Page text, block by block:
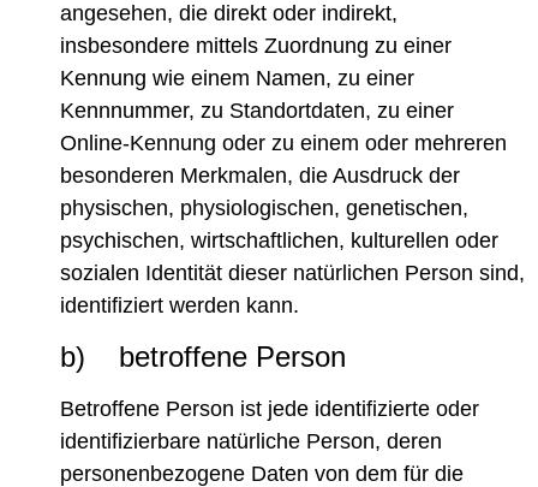
angesehen, die direkt oder indirekt,
insbesondere mittels Zuordnung zu einer
Kennung wie einem Namen, zu einer
Kennnummer, zu Standortdaten, zu einer
Online-Kennung oder zu einem oder mehreren
besonderen Merkmalen, die Ausdruck der
physischen, physiologischen, genetischen,
psychischen, wirtschaftlichen, kulturellen oder
sozialen Identität dieser natürlichen Person sind,
identifiziert werden kann.
b) betroffene Person
Betroffene Person ist jede identifizierte oder
identifizierbare natürliche Person, deren
personenbezogene Daten von dem für die